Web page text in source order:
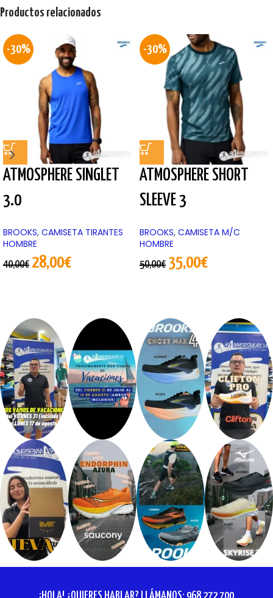
Productos relacionados
-30%
ATMOSPHERE SINGLET
3.0
BROOKS, CAMISETA TIRANTES
HOMBRE
40,00€ 28,00€
-30%
ATMOSPHERE SHORT
SLEEVE 3
BROOKS, CAMISETA M/C
HOMBRE
50,00€ 35,00€